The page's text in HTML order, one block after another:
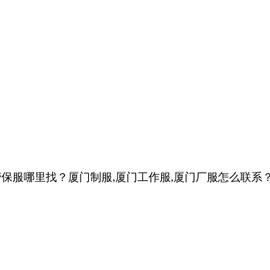
哪里找？厦门制服,厦门工作服,厦门厂服怎么联系